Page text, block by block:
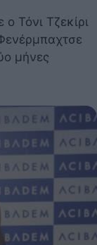
Τόνι Τζεκίρι
μήνες